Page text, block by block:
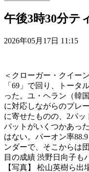
午後3時30分テ
2026年05月17日 11:15
＜クローガー・クイー
「69」で回り、トー
った。ユ・ヘラン（韓
に対応しながらのプレ
に寄せたものの、2パ
パットがいくつかあっ
はない。パーオン率
ンダーで、そこからは
目の成績 渋野日向子
【写真】 松山英樹ら